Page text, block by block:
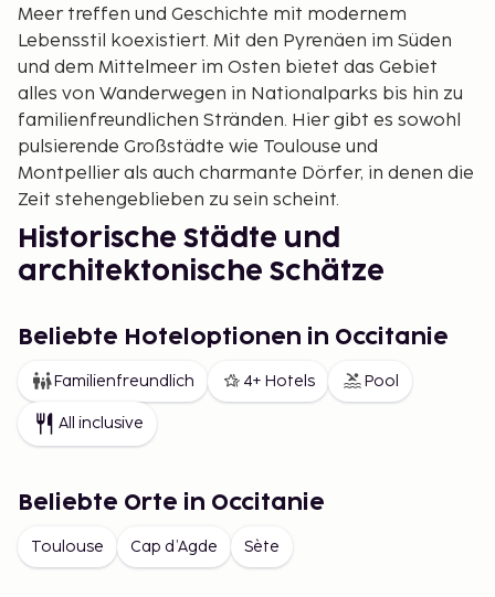
Meer treffen und Geschichte mit modernem
Lebensstil koexistiert. Mit den Pyrenäen im Süden
und dem Mittelmeer im Osten bietet das Gebiet
alles von Wanderwegen in Nationalparks bis hin zu
familienfreundlichen Stränden. Hier gibt es sowohl
pulsierende Großstädte wie Toulouse und
Montpellier als auch charmante Dörfer, in denen die
Zeit stehengeblieben zu sein scheint.
Historische Städte und
architektonische Schätze
erhaltenen historischen Städte Frankreichs.
fasziniert mit ihren terrakottafarbenen Gebäuden,
der beeindruckenden Basilika Saint-Sernin und der
lebendigen Atmosphäre entlang der Garonne.
Stadtmauer und Burg, während Nîmes mit
gut erhaltenen Amphitheater und dem Tempel
Maison Carrée beeindruckt. Für diejenigen, die
Beliebte Hoteloptionen in Occitanie
Familienfreundlich 4+ Hotels Pool
All inclusive
Beliebte Orte in Occitanie
Toulouse Cap d’Agde Sète